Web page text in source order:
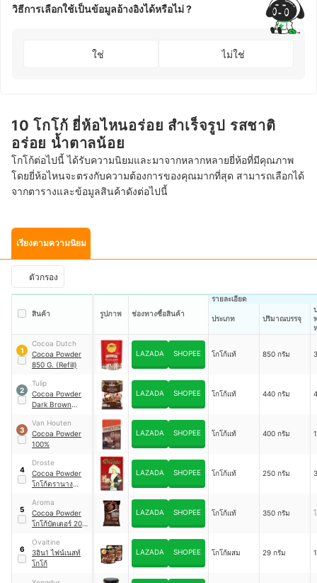
วิธีการเลือกใช้เป็นข้อมูลอ้างอิงได้หรือไม่ ?
ใช่ ไม่ใช่
10 โกโก้ ยี่ห้อไหนอร่อย สำเร็จรูป รสชาติ
อร่อย น้ำตาลน้อย
โกโก้ต่อไปนี้ ได้รับความนิยมและมาจากหลากหลายยี่ห้อที่มีคุณภาพ
โดยยี่ห้อไหนจะตรงกับความต้องการของคุณมากที่สุด สามารถเลือกได้
จากตารางและข้อมูลสินค้าดังต่อไปนี้
เรียงตามความนิยม
ตัวกรอง
สินค้า รูปภาพ ช่องทางซื้อสินค้า
รายละเอียด
ประเภท ปริมาณบรรจุ
1
Cocoa Dutch
Cocoa Powder
850 G. (Refill)
LAZADA SHOPEE โกโก้แท้ 850 กรัม
2
Tulip
Cocoa Powder
Dark Brown
LAZADA SHOPEE โกโก้แท้ 440 กรัม
3
Van Houten
Cocoa Powder
100%
LAZADA SHOPEE โกโก้แท้ 400 กรัม
4
Droste
Cocoa Powder
โกโก้ตรานาง
LAZADA SHOPEE โกโก้แท้ 250 กรัม
5
Aroma
Cocoa Powder
โกโก้บัตเตอร์ 20-
LAZADA SHOPEE โกโก้แท้ 350 กรัม
6
Ovaltine
3อิน1 ไฟน์เนสท์
โกโก้
LAZADA SHOPEE โกโก้ผสม 29 กรัม